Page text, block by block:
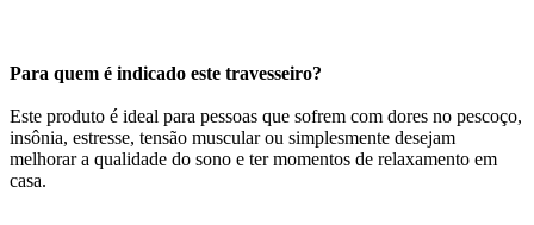
Para quem é indicado este travesseiro?
Este produto é ideal para pessoas que sofrem com dores no pescoço,
insônia, estresse, tensão muscular ou simplesmente desejam
melhorar a qualidade do sono e ter momentos de relaxamento em
casa.